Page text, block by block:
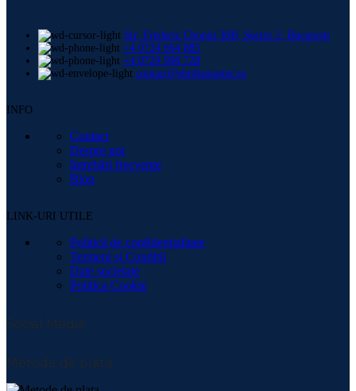
Str. Frederic Chopin 30B, Sector 2, București
+4 0724 664 885
+4 0729 998 728
contact@shishamaster.ro
INFO
Contact
Despre noi
Intrebări frecvente
Blog
LINK-URI UTILE
Politică de confidențialitate
Termeni și Condiții
Date societate
Politica Cookie
Social Media:
Metode de plată: